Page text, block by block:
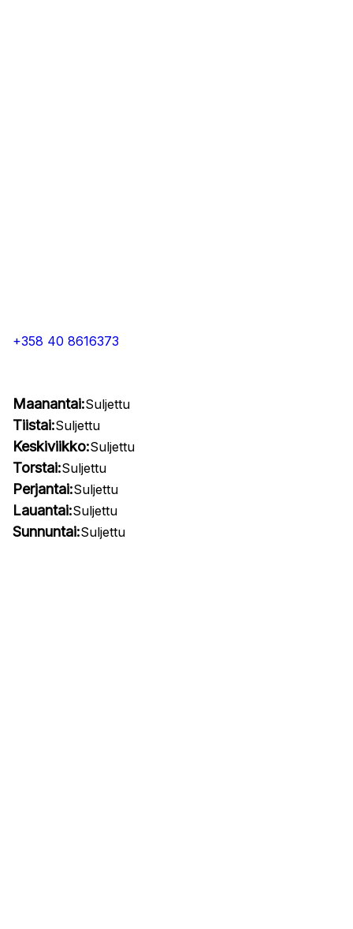
+358 40 8616373
Maanantai:Suljettu
Tiistai:Suljettu
Keskiviikko:Suljettu
Torstai:Suljettu
Perjantai:Suljettu
Lauantai:Suljettu
Sunnuntai:Suljettu